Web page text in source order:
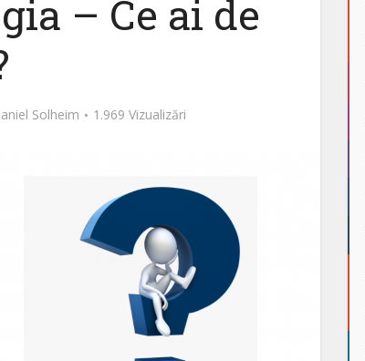
– Ce ai de
Solheim 1.969 Vizualizări